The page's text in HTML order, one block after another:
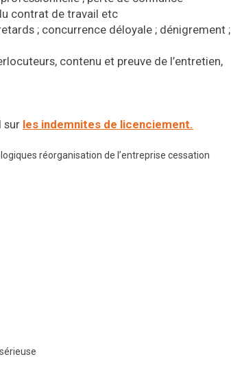
contrat de travail etc
; concurrence déloyale ; dénigrement ;
contenu et preuve de l’entretien,
sur les indemnites de licenciement.
réorganisation de l’entreprise cessation